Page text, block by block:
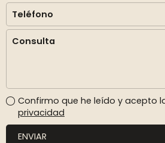
Teléfono
Consulta
Confirmo que he leído y acepto
privacidad
ENVIAR